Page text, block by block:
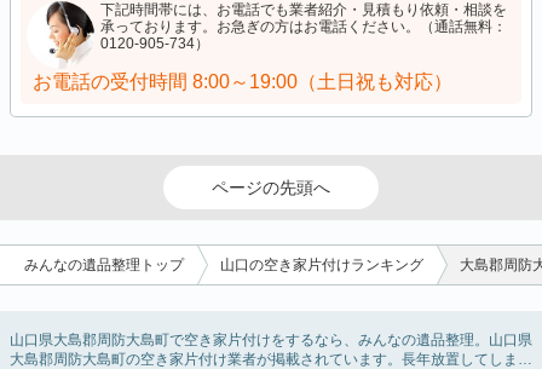
下記時間帯には、お電話でも業者紹介・見積もり依頼・相談を
承っております。お急ぎの方はお電話ください。（通話無料：
0120-905-734）
お電話の受付時間 8:00～19:00（土日祝も対応）
ページの先頭へ
みんなの遺品整理トップ 山口の空き家片付けランキング 大島郡周防
山口県大島郡周防大島町で空き家片付けをするなら、みんなの遺品整理。山口県
大島郡周防大島町の空き家片付け業者が掲載されています。長年放置してしまっ